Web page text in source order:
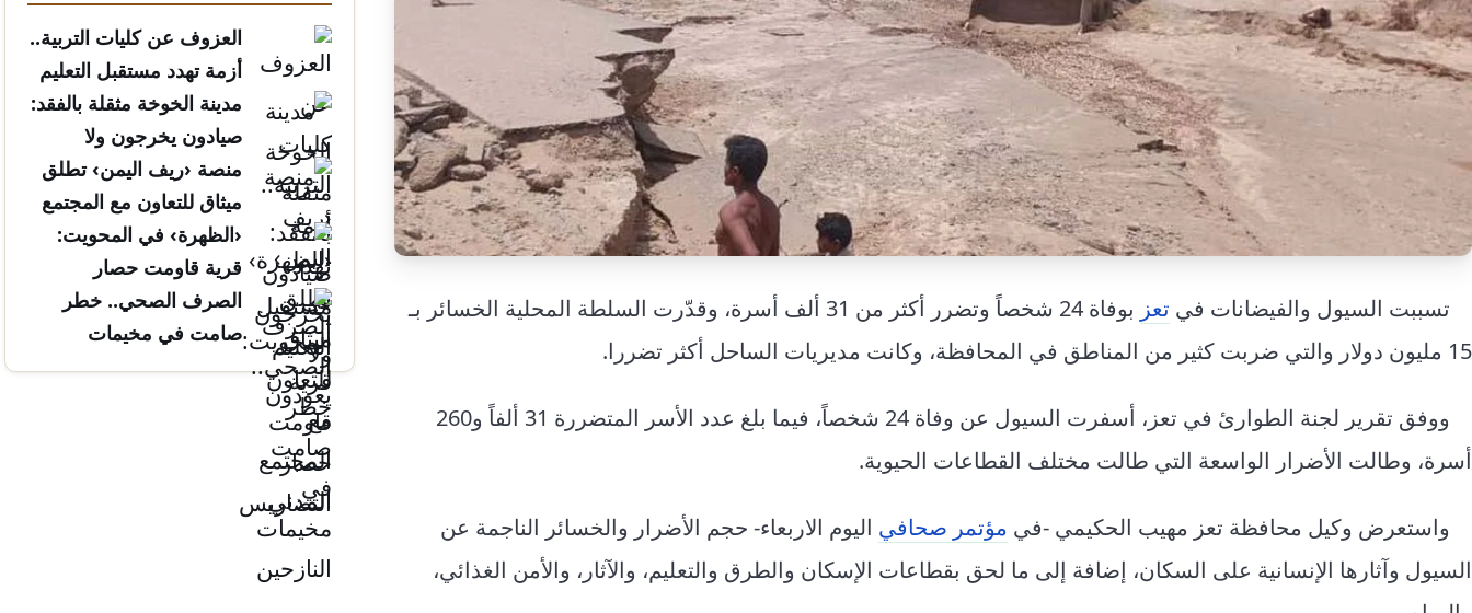
تسببت السيول والفيضانات في تعز
بوفاة 24 شخصاً وتضرر أكثر من 31 ألف أسرة، وقدّرت السلطة المحلية الخسائر بـ
15 مليون دولار والتي ضربت كثير من المناطق في المحافظة، وكانت مديريات الساحل أكثر تضررا.
ووفق تقرير لجنة الطوارئ في تعز، أسفرت السيول عن وفاة 24 شخصاً، فيما بلغ عدد الأسر المتضررة 31 ألفاً و260
أسرة، وطالت الأضرار الواسعة التي طالت مختلف القطاعات الحيوية.
واستعرض وكيل محافظة تعز مهيب الحكيمي -في مؤتمر صحافي اليوم الاربعاء- حجم الأضرار والخسائر الناجمة عن
السيول وآثارها الإنسانية على السكان، إضافة إلى ما لحق بقطاعات الإسكان والطرق والتعليم، والآثار، والأمن الغذائي،
العزوف عن كليات التربية..
أزمة تهدد مستقبل التعليم
مدينة الخوخة مثقلة بالفقد:
صيادون يخرجون ولا
يعودون
منصة ‹ريف اليمن› تطلق
ميثاق للتعاون مع المجتمع
المدني
‹الظهرة› في المحويت:
قرية قاومت حصار
التضاريس
الصرف الصحي.. خطر
صامت في مخيمات
النازحين